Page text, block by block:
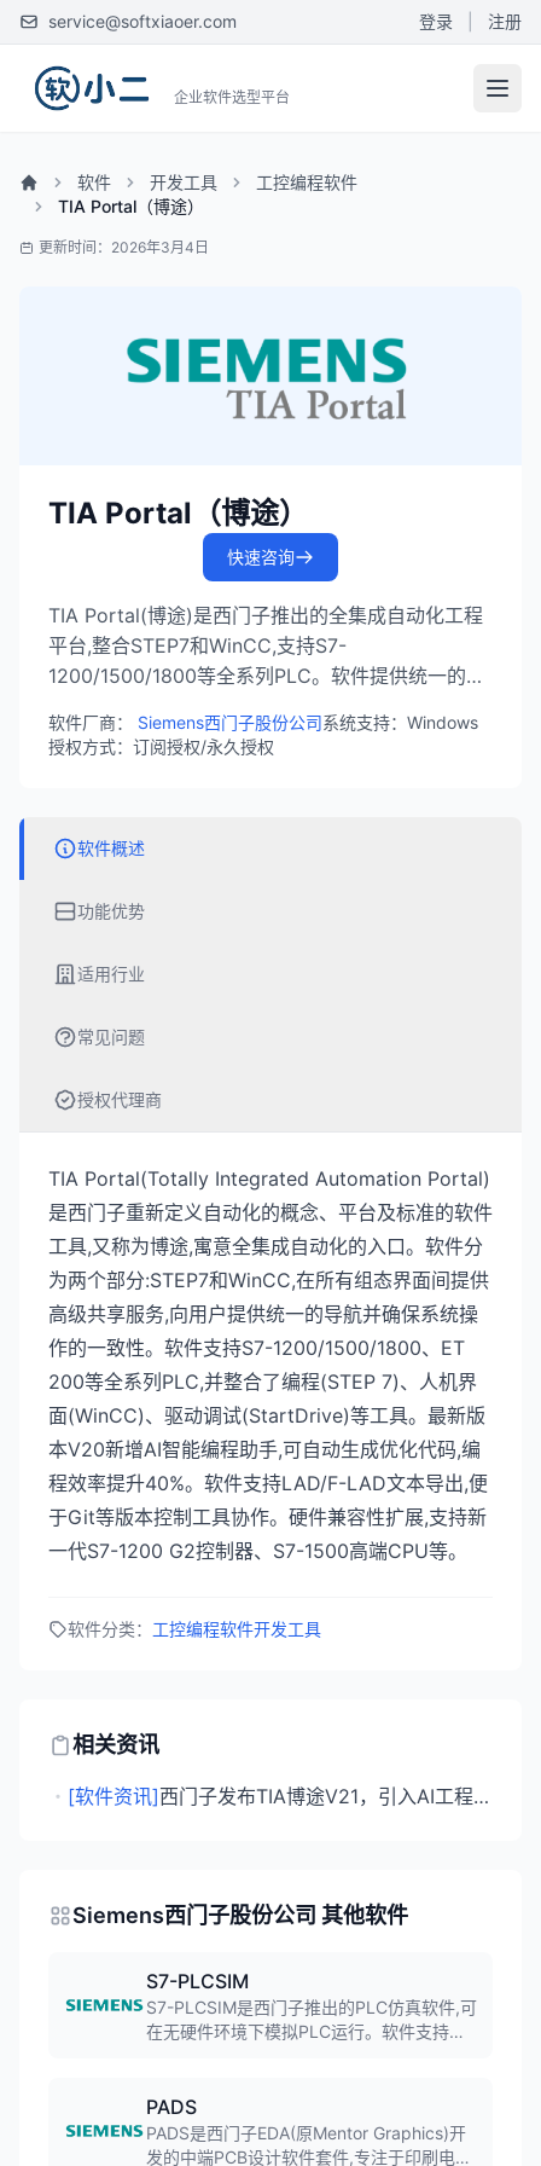
service@softxiaoer.com 登录 注册
企业软件选型平台
软件 开发工具
工控编程软件
TIA Portal（博途）
更新时间：2026年3月4日
TIA Portal（博途）
快速咨询
TIA Portal(博途)是西门子推出的全集成自动化工程
平台,整合STEP7和WinCC,支持S7-
1200/1500/1800等全系列PLC。软件提供统一的软
功能,是工业自动化工程师的必备工具。
软件厂商： Siemens西门子股份公司系统支持：Windows
授权方式：订阅授权/永久授权
软件概述
功能优势
适用行业
常见问题
授权代理商
TIA Portal(Totally Integrated Automation Portal)
是西门子重新定义自动化的概念、平台及标准的软件
工具,又称为博途,寓意全集成自动化的入口。软件分
为两个部分:STEP7和WinCC,在所有组态界面间提供
高级共享服务,向用户提供统一的导航并确保系统操
作的一致性。软件支持S7-1200/1500/1800、ET
200等全系列PLC,并整合了编程(STEP 7)、人机界
面(WinCC)、驱动调试(StartDrive)等工具。最新版
本V20新增AI智能编程助手,可自动生成优化代码,编
程效率提升40%。软件支持LAD/F-LAD文本导出,便
于Git等版本控制工具协作。硬件兼容性扩展,支持新
一代S7-1200 G2控制器、S7-1500高端CPU等。
软件分类： 工控编程软件开发工具
相关资讯
・ [软件资讯] 西门子发布TIA博途V21，引入AI工程助手与Git版本控制
Siemens西门子股份公司 其他软件
S7-PLCSIM
S7-PLCSIM是西门子推出的PLC仿真软件,可
在无硬件环境下模拟PLC运行。软件支持在
PADS
PADS是西门子EDA(原Mentor Graphics)开
发的中端PCB设计软件套件,专注于印刷电路